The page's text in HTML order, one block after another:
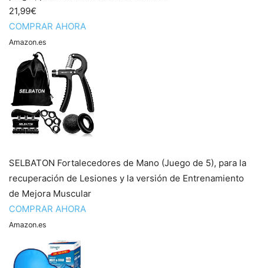
21,99€
COMPRAR AHORA
Amazon.es
SELBATON Fortalecedores de Mano (Juego de 5), para la
recuperación de Lesiones y la versión de Entrenamiento
de Mejora Muscular
COMPRAR AHORA
Amazon.es